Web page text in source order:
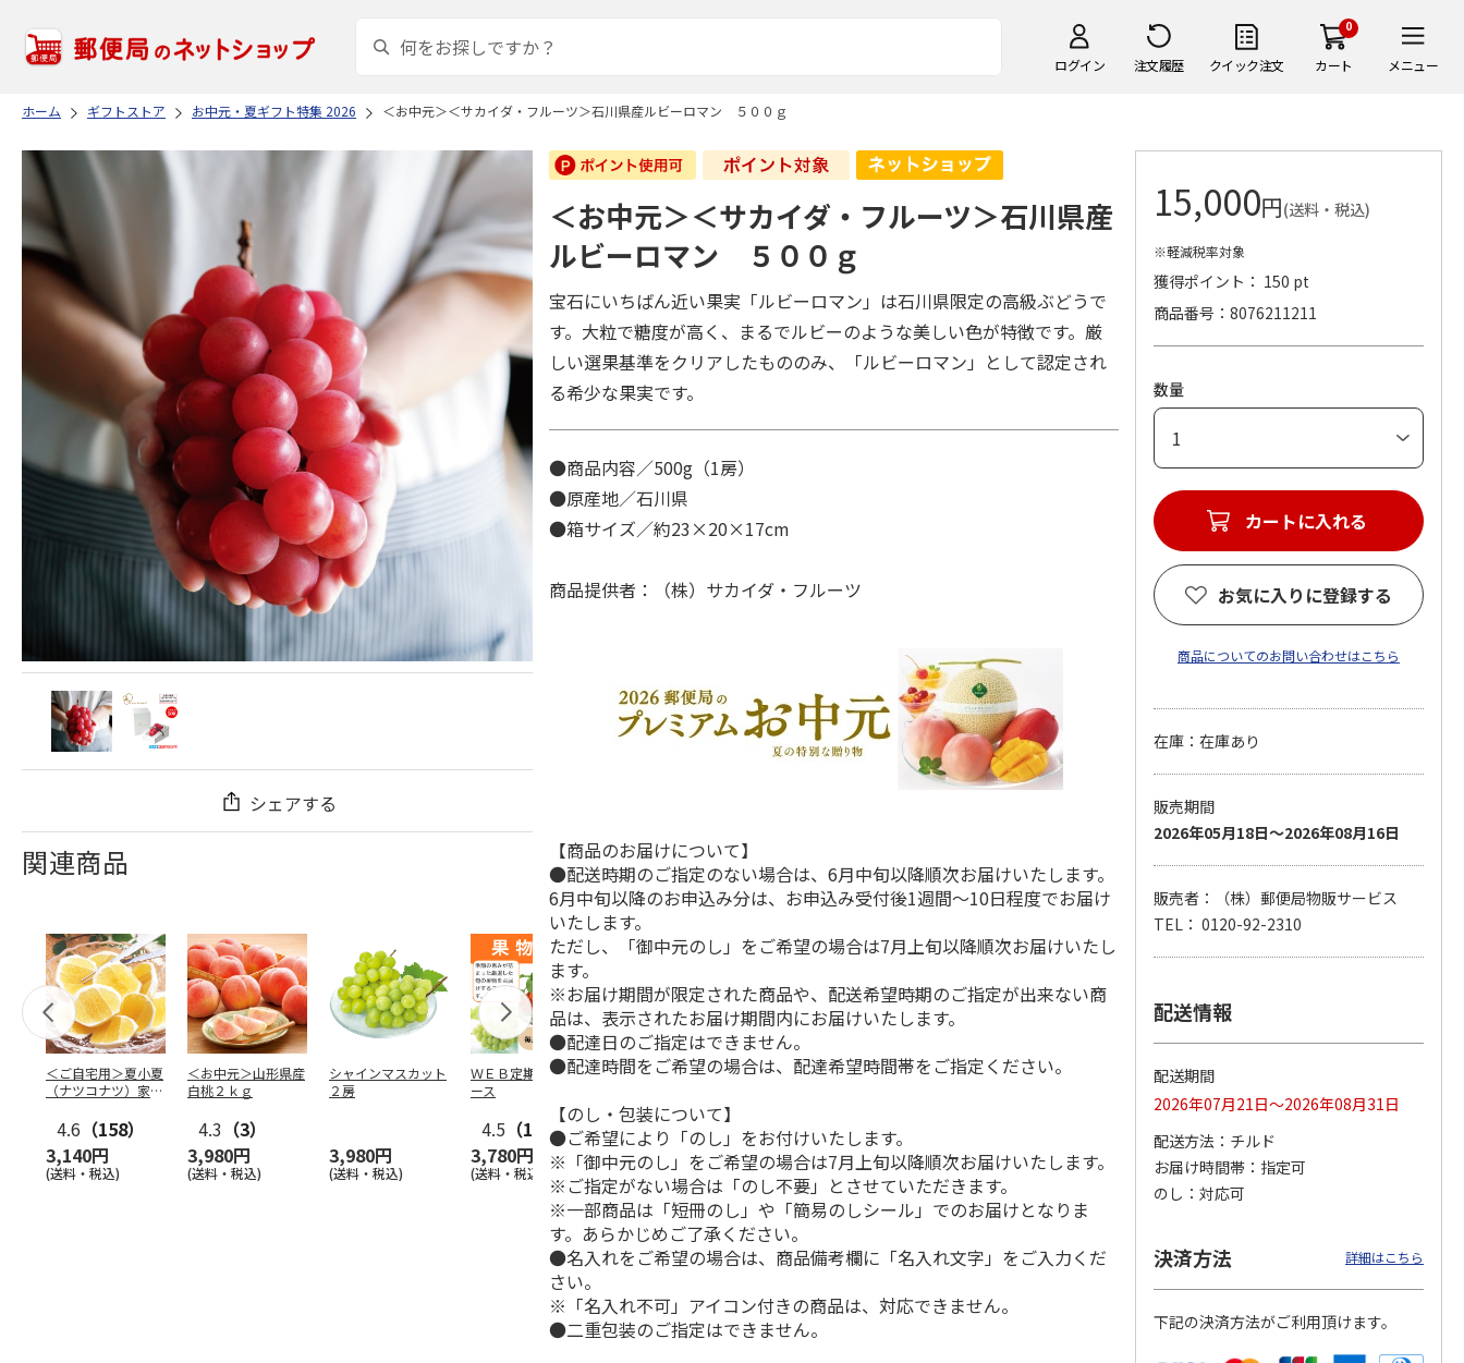
ログイン 注文履歴 クイック注文
0
カート メニュー
ホーム ギフトストア お中元・夏ギフト特集 2026 ＜お中元＞＜サカイダ・フルーツ＞石川県産ルビーロマン ５００ｇ
シェアする
関連商品
＜ご自宅用＞夏小夏
（ナツコナツ）家庭
4.6 （158）
3,140円
(送料・税込)
＜お中元＞山形県産
白桃２ｋｇ
4.3 （3）
3,980円
(送料・税込)
シャインマスカット
２房
3,980円
(送料・税込)
ＷＥＢ定期便果物コ
ース
4.5 （102）
3,780円
(送料・税込)
ビッグマスクメロ
4.7（10）
4,150円
(送料・税込)
夏小夏 家庭用 ３
4.6（26）
3,140円
(送料・税込)
訳あり黄桃
3,200円
(送料・税込)
シャインマスカッ
3,980円
(送料・税込)
福島県産 大玉の桃
3,580円
(送料・税込)
品
＜お中元＞＜サカイダ・フルーツ＞石川県産
ルビーロマン ５００ｇ
宝石にいちばん近い果実「ルビーロマン」は石川県限定の高級ぶどうで
す。大粒で糖度が高く、まるでルビーのような美しい色が特徴です。厳
しい選果基準をクリアしたもののみ、「ルビーロマン」として認定され
る希少な果実です。
●商品内容／500g（1房）
●原産地／石川県
●箱サイズ／約23×20×17cm
商品提供者：（株）サカイダ・フルーツ
【商品のお届けについて】
●配送時期のご指定のない場合は、6月中旬以降順次お届けいたします。
6月中旬以降のお申込み分は、お申込み受付後1週間～10日程度でお届け
いたします。
ただし、「御中元のし」をご希望の場合は7月上旬以降順次お届けいたし
ます。
※お届け期間が限定された商品や、配送希望時期のご指定が出来ない商
品は、表示されたお届け期間内にお届けいたします。
●配達日のご指定はできません。
●配達時間をご希望の場合は、配達希望時間帯をご指定ください。
【のし・包装について】
●ご希望により「のし」をお付けいたします。
※「御中元のし」をご希望の場合は7月上旬以降順次お届けいたします。
※ご指定がない場合は「のし不要」とさせていただきます。
※一部商品は「短冊のし」や「簡易のしシール」でのお届けとなりま
す。あらかじめご了承ください。
●名入れをご希望の場合は、商品備考欄に「名入れ文字」をご入力くだ
さい。
※「名入れ不可」アイコン付きの商品は、対応できません。
●二重包装のご指定はできません。
15,000円(送料・税込)
※軽減税率対象
獲得ポイント： 150 pt
商品番号
8076211211
数量
カートに入れる
お気に入りに登録する
商品についてのお問い合わせはこちら
在庫：在庫あり
販売期間
2026年05月18日～2026年08月16日
販売者：（株）郵便局物販サービス
TEL： 0120-92-2310
配送情報
配送期間
2026年07月21日～2026年08月31日
配送方法
チルド
お届け時間帯
指定可
のし
対応可
決済方法 詳細はこちら
下記の決済方法がご利用頂けます。